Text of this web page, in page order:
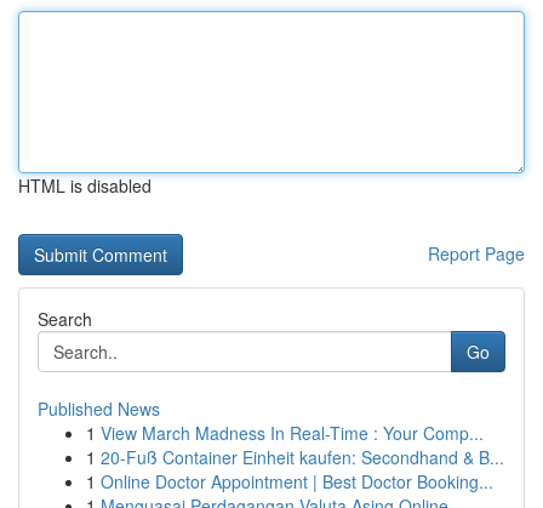
HTML is disabled
Report Page
Search
Go
Published News
1 View March Madness In Real-Time : Your Comp...
1 20-Fuß Container Einheit kaufen: Secondhand & B...
1 Online Doctor Appointment | Best Doctor Booking...